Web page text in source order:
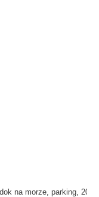
na morze, parking, 200